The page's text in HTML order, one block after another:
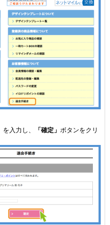
を入力し、 「確定」 ボタンをクリ